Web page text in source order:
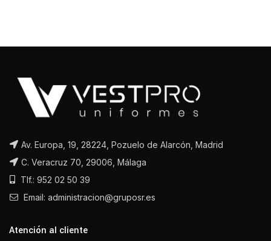
Av. Europa, 19, 28224, Pozuelo de Alarcón, Madrid
C. Veracruz 70, 29006, Málaga
Tlf.: 952 02 50 39
Email: administracion@gruposr.es
Atención al cliente